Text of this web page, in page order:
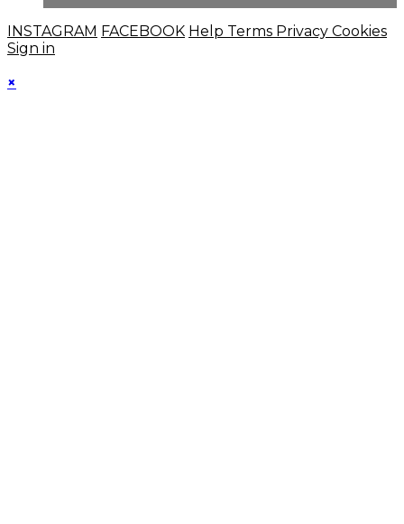
INSTAGRAM FACEBOOK Help Terms Privacy Cookies
Sign in
×